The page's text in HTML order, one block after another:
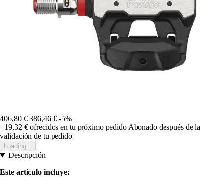
406,80 € 386,46 € -5%
+19,32 € ofrecidos en tu próximo pedido Abonado después de la
validación de tu pedido
Loading...
Descripción
Este artículo incluye: